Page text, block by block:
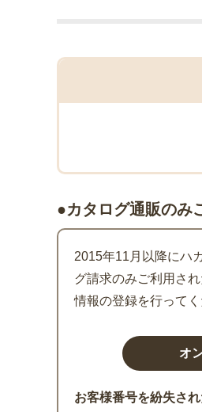
●カタログ通販のみ
2015年11月以降にハ
グ請求のみご利用さ
情報の登録を行ってく
お客様番号を紛失さ